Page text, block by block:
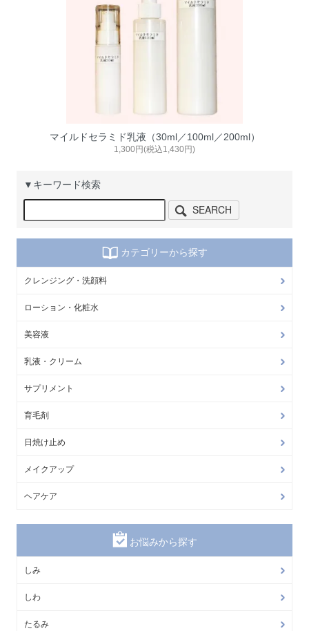
マイルドセラミド乳液（30ml／100ml／200ml）
1,300円(税込1,430円)
▼キーワード検索
SEARCH
カテゴリーから探す
クレンジング・洗顔料
ローション・化粧水
美容液
乳液・クリーム
サプリメント
育毛剤
日焼け止め
メイクアップ
ヘアケア
お悩みから探す
しみ
しわ
たるみ